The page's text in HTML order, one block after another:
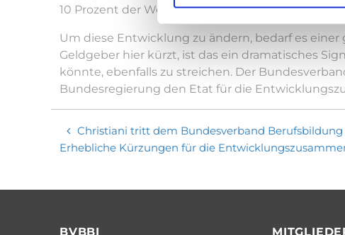
10 Prozent der Weltbevölkerung.
Um diese Entwicklung zu ändern, bedarf es
Geldgeber hier kürzt, ist das ein dramatisches
könnte, ebenfalls zu streichen. Der
Bundesregierung den Etat für die
Christiani tritt dem Bundesverband
Erhebliche Kürzungen für die
BVBBI